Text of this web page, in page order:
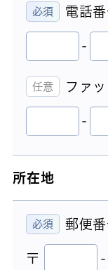
電話番
-
ファ
-
所在地
郵便
〒 -